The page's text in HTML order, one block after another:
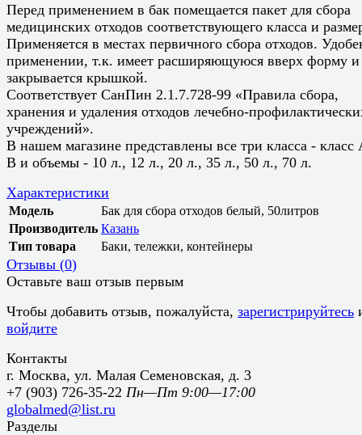
Перед применением в бак помещается пакет для сбора
медицинских отходов соответствующего класса и
Применяется в местах первичного сбора отходов.
применении, т.к. имеет расширяющуюся вверх форму и
закрывается крышкой.
Соответствует СанПин 2.1.7.728-99 «Правила сбора,
хранения и удаления отходов лечебно-
учреждений».
В нашем магазине представлены все три класса -
В и объемы - 10 л., 12 л., 20 л., 35 л., 50 л., 70 л.
Характеристики
Модель
Бак для сбора отходов белый, 50литров
Производитель Казань
Тип товара
Баки, тележки, контейнеры
Отзывы (0)
Оставьте ваш отзыв первым
Чтобы добавить отзыв, пожалуйста, зарегистрируйтесь
войдите
Контакты
г. Москва, ул. Малая Семеновская, д. 3
+7 (903) 726-35-22 Пн—Пт 9:00—17:00
globalmed@list.ru
Разделы